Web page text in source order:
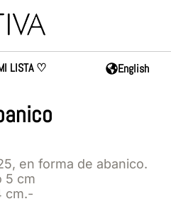
LISTA ♡ English
en forma de abanico.
5 cm
cm.-